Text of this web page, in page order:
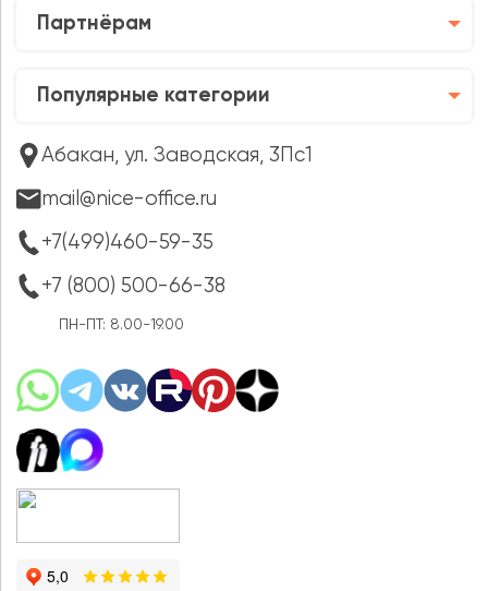
Партнёрам
Популярные категории
Абакан, ул. Заводская, 3Пс1
mail@nice-office.ru
+7(499)460-59-35
+7 (800) 500-66-38
ПН-ПТ: 8.00-19.00